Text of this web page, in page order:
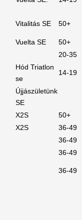
Vitalitás SE 50+
Vuelta SE
50+
20-35
Hód Triatlon
se
14-19
Újjászületünk
SE
X2S
50+
X2S
36-49
36-49
36-49
36-49